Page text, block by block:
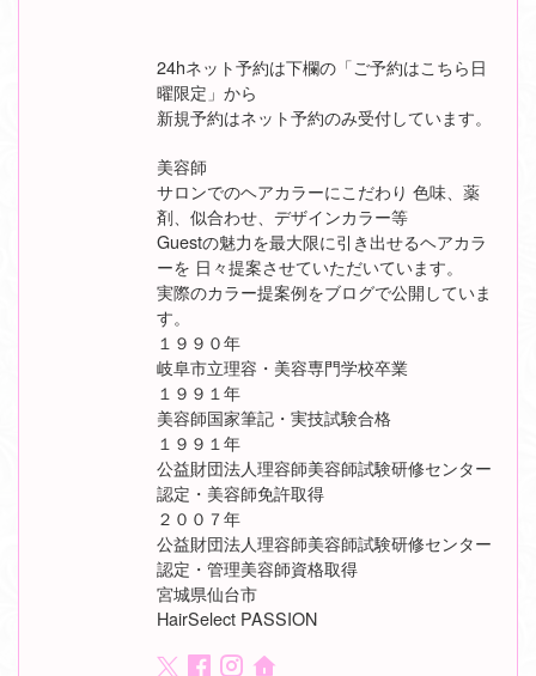
24hネット予約は下欄の「ご予約はこちら日
曜限定」から
新規予約はネット予約のみ受付しています。
美容師
サロンでのヘアカラーにこだわり 色味、薬
剤、似合わせ、デザインカラー等
Guestの魅力を最大限に引き出せるヘアカラ
ーを 日々提案させていただいています。
実際のカラー提案例をブログで公開していま
す。
１９９０年
岐阜市立理容・美容専門学校卒業
１９９１年
美容師国家筆記・実技試験合格
１９９１年
公益財団法人理容師美容師試験研修センター
認定・美容師免許取得
２００７年
公益財団法人理容師美容師試験研修センター
認定・管理美容師資格取得
宮城県仙台市
HairSelect PASSION